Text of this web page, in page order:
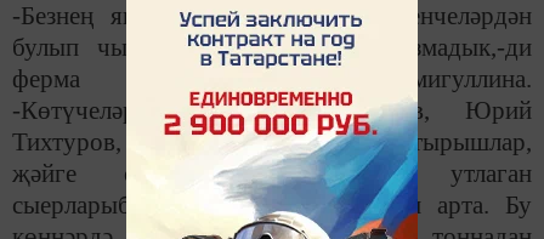
-Безнең якларда җәйләүгә иң беренчеләрдән
булып чыгу гадәтен быел да бозмадык,-ди
ферма мөдире Гөлназ Сәмигуллина.
-Көтүчеләребез Рәшит Вәгыйзов, Юрий
Тихтуров, Евгений Егоров бик тырышлар,
җәйге сихәтле яшел үлән утлаган
сыерларыбызның сөтләре тәүлекләп арта. Бу